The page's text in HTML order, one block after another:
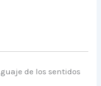
de los sentidos